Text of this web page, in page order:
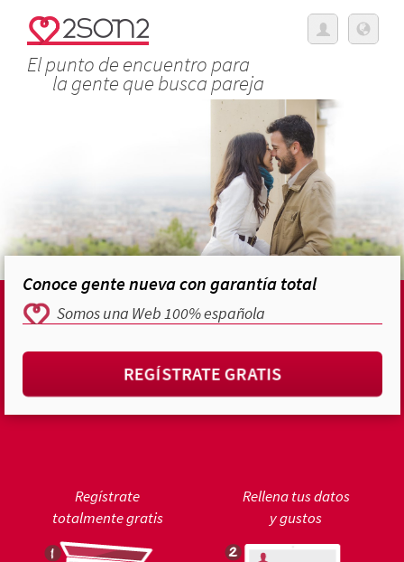
El punto de encuentro para
la gente que busca pareja
Conoce gente nueva con garantía total
Somos una Web 100% española
REGÍSTRATE GRATIS
Regístrate
totalmente gratis
Rellena tus datos
y gustos